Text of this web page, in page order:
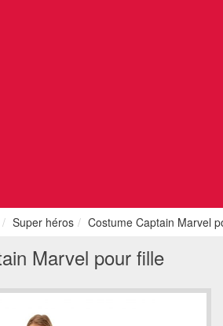
Super héros Costume Captain Marvel
Marvel pour fille